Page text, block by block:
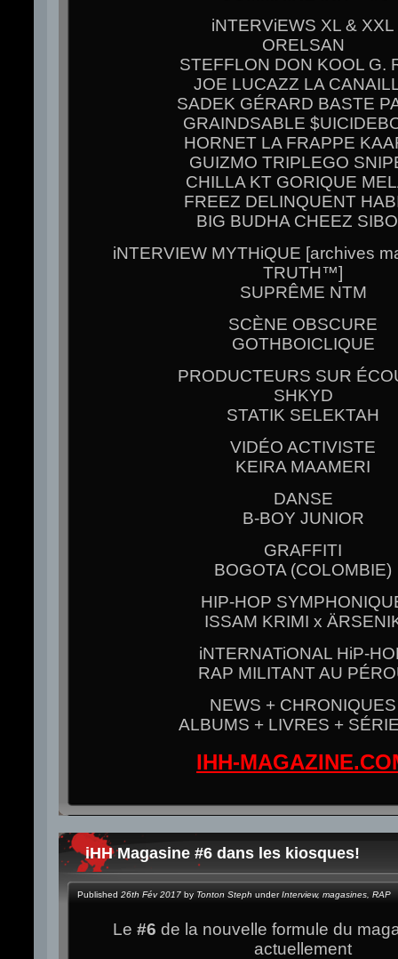
iNTERViEWS XL & XXL
ORELSAN
STEFFLON DON KOOL G.
JOE LUCAZZ LA
SADEK GÉRARD BASTE
GRAINDSABLE
HORNET LA FRAPPE
GUIZMO TRIPLEGO
CHILLA KT GORIQUE
FREEZ DELINQUENT
BIG BUDHA CHEEZ
iNTERVIEW MYTHiQUE [archives
TRUTH™]
SUPRÊME NTM
SCÈNE OBSCURE
GOTHBOICLIQUE
PRODUCTEURS SUR
SHKYD
STATIK SELEKTAH
VIDÉO ACTIVISTE
KEIRA MAAMERI
DANSE
B-BOY JUNIOR
GRAFFITI
BOGOTA (COLOMBIE)
HIP-HOP
ISSAM KRIMI x
iNTERNATiONAL HiP-
RAP MILITANT AU
NEWS + CHRONIQUES
ALBUMS + LIVRES +
IHH-
iHH Magasine #6 dans les kiosques!
Published 26th Fév 2017 by Tonton Steph underInterview, magasines RAP
Le #6 de la nouvelle formule du
actuellement